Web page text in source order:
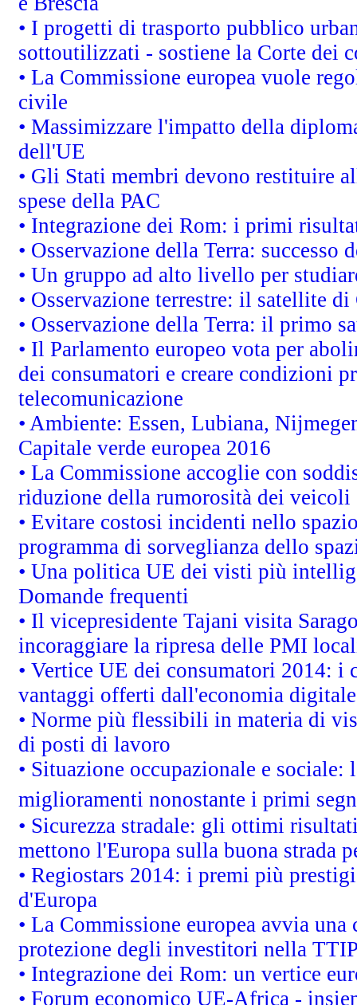
• I progetti di trasporto pubblico
sottoutilizzati - sostiene la Corte dei
• La Commissione europea vuole
civile
• Massimizzare l'impatto della
dell'UE
• Gli Stati membri devono restituire
spese della PAC
• Integrazione dei Rom: i primi
• Osservazione della Terra:
• Un gruppo ad alto livello per
• Osservazione terrestre: il satellite
• Osservazione della Terra: il primo
• Il Parlamento europeo vota per
dei consumatori e creare condizioni
telecomunicazione
• Ambiente: Essen, Lubiana,
Capitale verde europea 2016
• La Commissione accoglie con
riduzione della rumorosità dei veicoli
• Evitare costosi incidenti nello
programma di sorveglianza dello
• Una politica UE dei visti più
Domande frequenti
• Il vicepresidente Tajani visita
incoraggiare la ripresa delle PMI
• Vertice UE dei consumatori 2014:
vantaggi offerti dall'economia digitale
• Norme più flessibili in materia di
di posti di lavoro
• Situazione occupazionale e
miglioramenti nonostante i primi
• Sicurezza stradale: gli ottimi
mettono l'Europa sulla buona strada
• Regiostars 2014: i premi più
d'Europa
• La Commissione europea avvia
protezione degli investitori nella
• Integrazione dei Rom: un vertice
• Forum economico UE-Africa -